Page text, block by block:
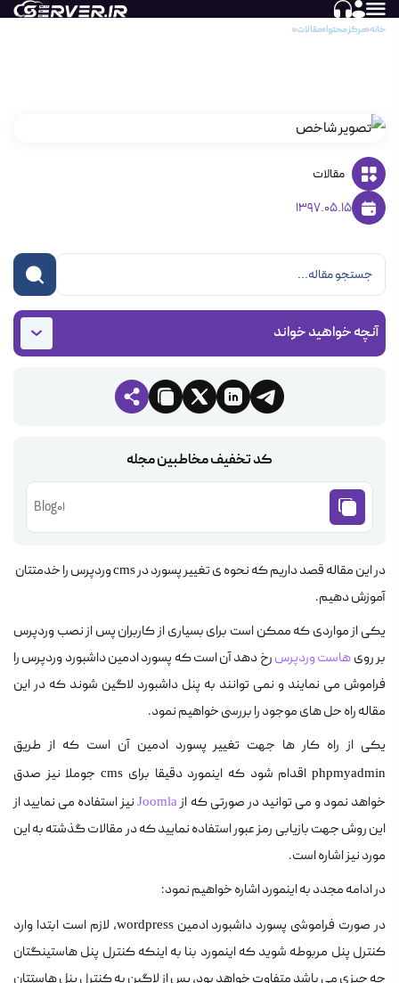
خانه مرکز محتوا مقالات
مقالات
1397.05.15
آنچه خواهید خواند
کد تخفیف مخاطبین مجله
Blog01
در این مقاله قصد داریم که نحوه ی تغییر پسورد درcmsوردپرس را خدمتتان
آموزش دهیم.
یکی از مواردی که ممکن است برای بسیاری از کاربران پس از نصب وردپرس
بر رویهاست وردپرسرخ دهد آن است که پسورد ادمین داشبورد وردپرس را
فراموش می نمایند و نمی توانند به پنل داشبورد لاگین شوند که در این
مقاله راه حل های موجود را بررسی خواهیم نمود.
یکی از راه کار ها جهت تغییر پسورد ادمین آن است که از طریق
phpmyadminاقدام شود که اینمورد دقیقا برای cmsجوملا نیز صدق
خواهد نمود و می توانید در صورتی که ازJoomlaنیز استفاده می نمایید از
این روش جهت بازیابی رمز عبور استفاده نمایید که در مقالات گذشته به این
مورد نیز اشاره است.
در ادامه مجدد به اینمورد اشاره خواهیم نمود:
در صورت فراموشی پسورد داشبورد ادمینwordpress، لازم است ابتدا وارد
کنترل پنل مربوطه شوید که اینمورد بنا به اینکه کنترل پنل هاستینگتان